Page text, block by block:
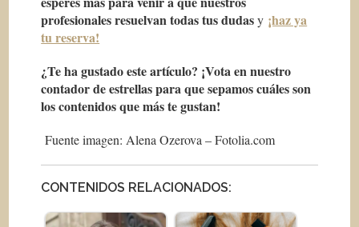
profesionales resuelvan todas tus dudasy ¡haz ya
tu reserva!
¿Te ha gustado este artículo? ¡Vota en nuestro
contador de estrellas para que sepamos cuáles son
los contenidos que más te gustan!
Fuente imagen: Alena Ozerova – Fotolia.com
CONTENIDOS RELACIONADOS: